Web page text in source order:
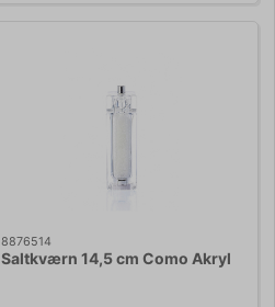
8876514
Saltkværn 14,5 cm Como Akryl